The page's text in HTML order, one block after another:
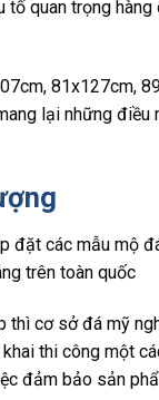
quan trọng hàng
81x127cm,
lại những điều
đặt các mẫu mộ
trên toàn quốc
thì cơ sở đá mỹ
thi công một
đảm bảo sản